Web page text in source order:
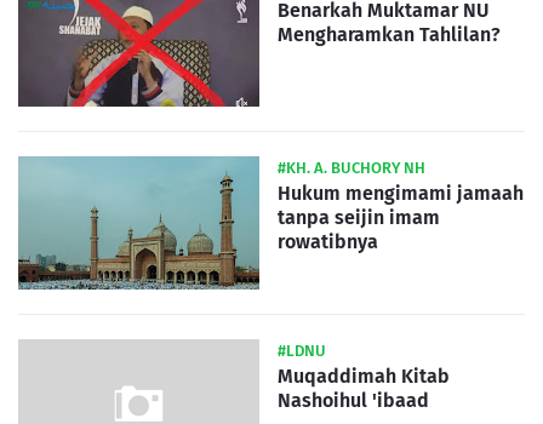
Benarkah Muktamar NU
Mengharamkan Tahlilan?
#KH. A. BUCHORY NH
Hukum mengimami jamaah
tanpa seijin imam
rowatibnya
#LDNU
Muqaddimah Kitab
Nashoihul 'ibaad